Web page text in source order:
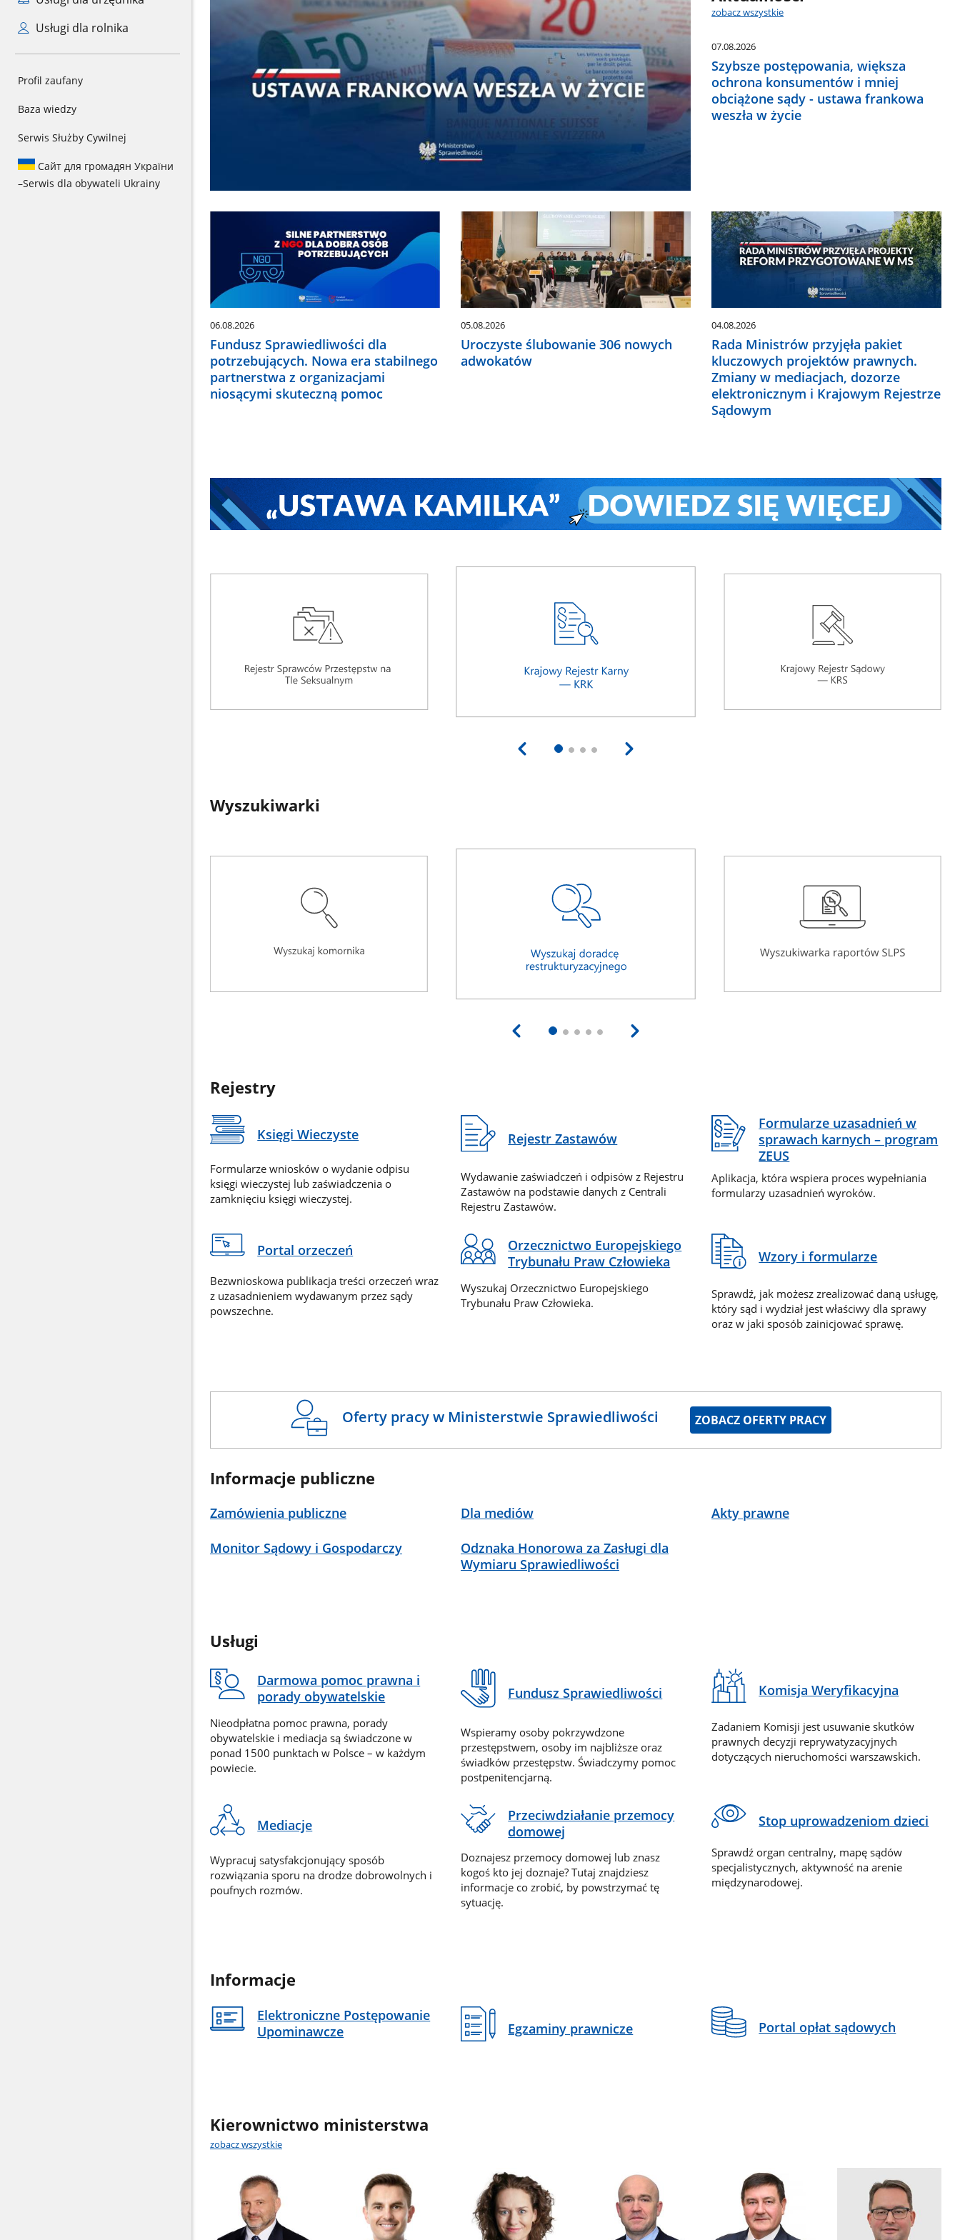
Usługi dla rolnika
Profil zaufany
Baza wiedzy
Serwis Służby Cywilnej
Сайт для громадян України
–Serwis dla obywateli Ukrainy
zobacz wszystkie
07.08.2026
Szybsze postępowania, większa
ochrona konsumentów i mniej
obciążone sądy - ustawa frankowa
weszła w życie
06.08.2026
Fundusz Sprawiedliwości dla
potrzebujących. Nowa era stabilnego
partnerstwa z organizacjami
niosącymi skuteczną pomoc
05.08.2026
Uroczyste ślubowanie 306 nowych
adwokatów
04.08.2026
Rada Ministrów przyjęła pakiet
kluczowych projektów prawnych.
Zmiany w mediacjach, dozorze
elektronicznym i Krajowym Rejestrze
Sądowym
Wyszukiwarki
Rejestry
Księgi Wieczyste
Formularze wniosków o wydanie odpisu
księgi wieczystej lub zaświadczenia o
zamknięciu księgi wieczystej.
Rejestr Zastawów
Wydawanie zaświadczeń i odpisów z Rejestru
Zastawów na podstawie danych z Centrali
Rejestru Zastawów.
Formularze uzasadnień w
sprawach karnych – program
ZEUS
Aplikacja, która wspiera proces wypełniania
formularzy uzasadnień wyroków.
Portal orzeczeń
Bezwnioskowa publikacja treści orzeczeń wraz
z uzasadnieniem wydawanym przez sądy
powszechne.
Orzecznictwo Europejskiego
Trybunału Praw Człowieka
Wyszukaj Orzecznictwo Europejskiego
Trybunału Praw Człowieka.
Wzory i formularze
Sprawdź, jak możesz zrealizować daną usługę,
który sąd i wydział jest właściwy dla sprawy
oraz w jaki sposób zainicjować sprawę.
Oferty pracy w Ministerstwie Sprawiedliwości ZOBACZ OFERTY PRACY
Informacje publiczne
Zamówienia publiczne Dla mediów Akty prawne
Monitor Sądowy i Gospodarczy
Odznaka Honorowa za Zasługi dla
Wymiaru Sprawiedliwości
Usługi
Darmowa pomoc prawna i
porady obywatelskie
Nieodpłatna pomoc prawna, porady
obywatelskie i mediacja są świadczone w
ponad 1500 punktach w Polsce – w każdym
powiecie.
Fundusz Sprawiedliwości
Wspieramy osoby pokrzywdzone
przestępstwem, osoby im najbliższe oraz
świadków przestępstw. Świadczymy pomoc
postpenitencjarną.
Komisja Weryfikacyjna
Zadaniem Komisji jest usuwanie skutków
prawnych decyzji reprywatyzacyjnych
dotyczących nieruchomości warszawskich.
Mediacje
Wypracuj satysfakcjonujący sposób
rozwiązania sporu na drodze dobrowolnych i
poufnych rozmów.
Przeciwdziałanie przemocy
domowej
Doznajesz przemocy domowej lub znasz
kogoś kto jej doznaje? Tutaj znajdziesz
informacje co zrobić, by powstrzymać tę
sytuację.
Stop uprowadzeniom dzieci
Sprawdź organ centralny, mapę sądów
specjalistycznych, aktywność na arenie
międzynarodowej.
Informacje
Elektroniczne Postępowanie
Upominawcze
Egzaminy prawnicze Portal opłat sądowych
Kierownictwo ministerstwa
zobacz wszystkie